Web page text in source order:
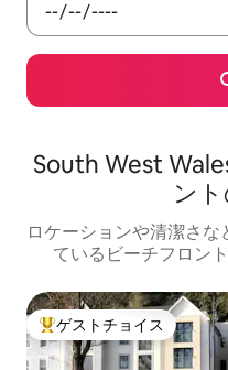
South West
ン
ロケーションや清潔さ
ているビーチフロン
大好評のゲストチョイスで
ゲストチョイス